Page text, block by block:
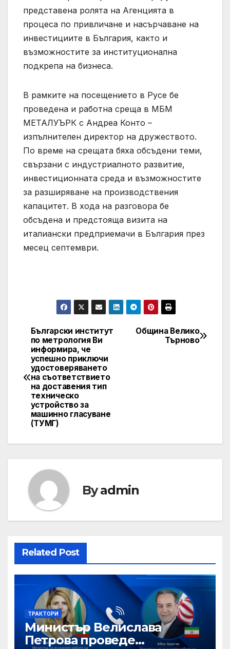
представена ролята на Агенцията в
процеса по привличане и насърчаване на
инвестициите в България, както и
възможностите за институционална
подкрепа на бизнеса.
В рамките на посещението в Русе бе
проведена и работна среща в МБМ
МЕТАЛУЪРК с Андреа Конто –
изпълнителен директор на дружеството.
По време на срещата бяха обсъдени теми,
свързани с индустриалното развитие,
инвестиционната среда и възможностите
за разширяване на производствения
капацитет. В хода на разговора бе
обсъдена и предстояща визита на
италиански предприемачи в България през
месец септември.
Post
navigation
Община Велико
Търново
Български институт
по метрология Ви
информира, че
успешно приключи
удостоверяването
на съответствието
на доставения тип
техническо
устройство за
машинно гласуване
(ТУМГ)
Byadmin
Related Post
ТРАКТОРИ
Министър Велислава
Петрова проведе